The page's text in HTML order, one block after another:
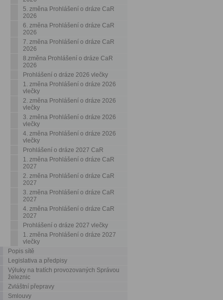
5. změna Prohlášení o dráze CaR
2026
6. změna Prohlášení o dráze CaR
2026
7. změna Prohlášení o dráze CaR
2026
8.změna Prohlášení o dráze CaR
2026
Prohlášení o dráze 2026 vlečky
1. změna Prohlášení o dráze 2026
vlečky
2. změna Prohlášení o dráze 2026
vlečky
3. změna Prohlášení o dráze 2026
vlečky
4. změna Prohlášení o dráze 2026
vlečky
Prohlášení o dráze 2027 CaR
1. změna Prohlášení o dráze CaR
2027
2. změna Prohlášení o dráze CaR
2027
3. změna Prohlášení o dráze CaR
2027
4. změna Prohlášení o dráze CaR
2027
Prohlášení o dráze 2027 vlečky
1. změna Prohlášení o dráze 2027
vlečky
Popis sítě
Legislativa a předpisy
Výluky na tratích provozovaných Správou
železnic
Zvláštní přepravy
Smlouvy